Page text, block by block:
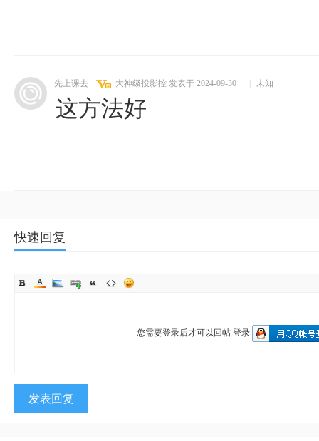
先上课去 大神级投影控 发表于 2024-09-30 未知
这方法好
快速回复
您需要登录后才可以回帖 登录
发表回复